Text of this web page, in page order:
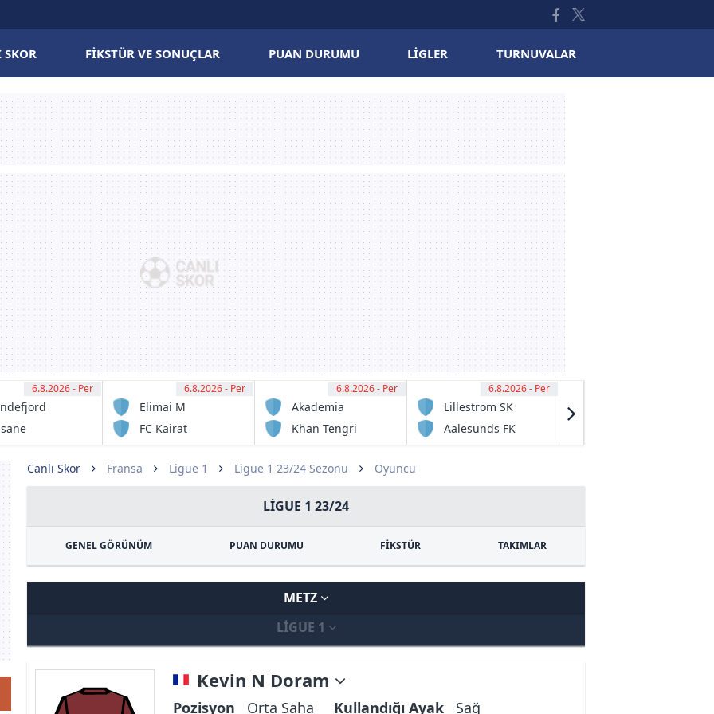
SKOR FIKSTÜR VE SONUÇLAR PUAN DURUMU LIGLER TURNUVALAR
15:00
6.8.2026 - Per 15:00
6.8.2026 - Per
Elimai M
FC Kairat
Reserve
15:00
6.8.2026 - Per
Akademia
Ontustyk
Khan Tengri
15:30
6.8.2026 - Per
Lillestrom SK
Aalesunds FK
Canlı Skor Fransa Ligue 1 Ligue 1 23/24 Sezonu Oyuncu
LIGUE 1 23/24
GENEL GÖRÜNÜM PUAN DURUMU FİKSTÜR TAKIMLAR
METZ
LIGUE 1
Kevin N Doram
Pozisyon Orta Saha Kullandığı Ayak Sağ